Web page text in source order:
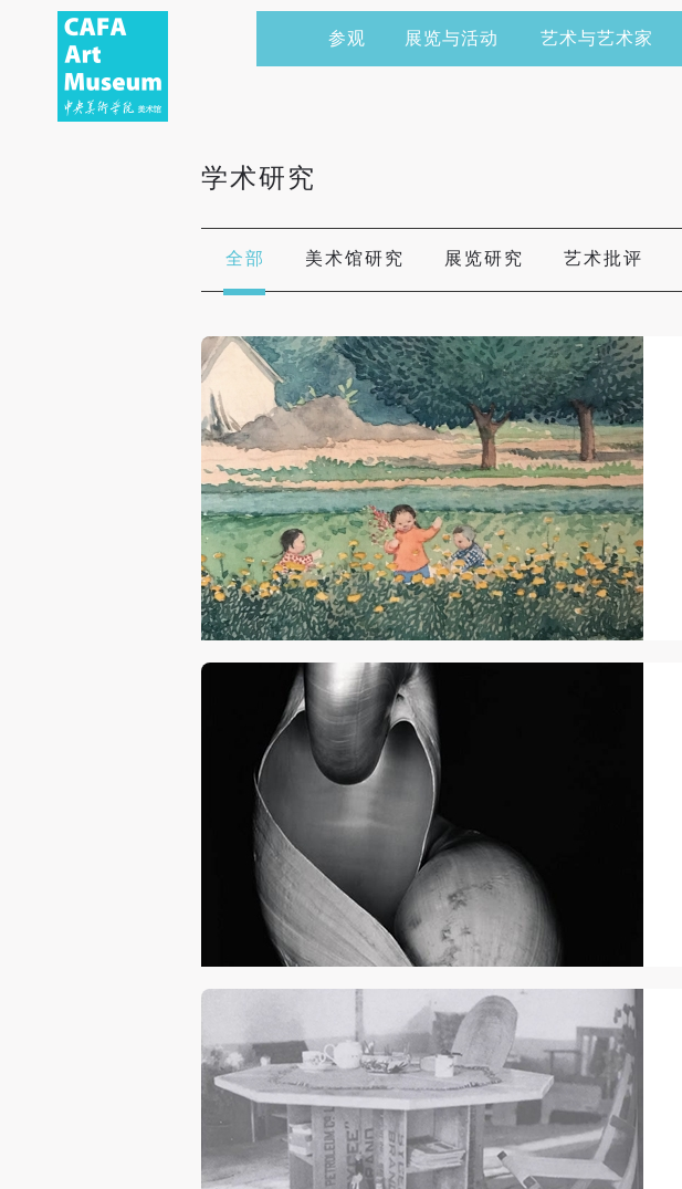
参观 展览与活动 艺术与艺术家
数字美术馆
志愿者
举办活动
学术研究
全部 美术馆研究 展览研究 艺术批评